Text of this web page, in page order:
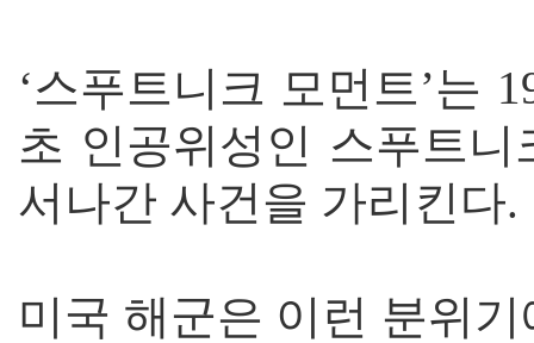
‘스푸트니크 모먼트’는
초 인공위성인 스푸트
서나간 사건을 가리킨다.
미국 해군은 이런 분위